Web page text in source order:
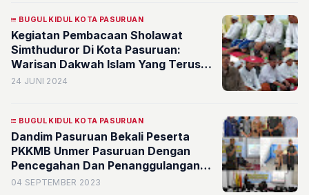
BUGUL KIDUL KOTA PASURUAN
Kegiatan Pembacaan Sholawat
Simthuduror Di Kota Pasuruan:
Warisan Dakwah Islam Yang Terus
Berkembang
24 JUNI 2024
BUGUL KIDUL KOTA PASURUAN
Dandim Pasuruan Bekali Peserta
PKKMB Unmer Pasuruan Dengan
Pencegahan Dan Penanggulangan
Radikalisme Serta Wawasan
04 SEPTEMBER 2023